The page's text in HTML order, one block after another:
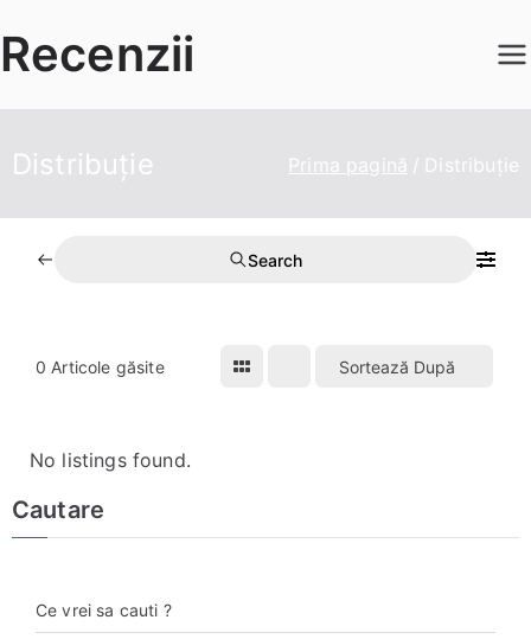
la
Recenzii
Distribuție Prima pagină Distribuție
Search
0 Articole găsite Sortează După
No listings found.
Cautare
Ce vrei sa cauti ?